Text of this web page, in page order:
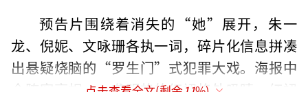
预告片围绕着消失的“她”展开，朱一
龙、倪妮、文咏珊各执一词，碎片化信息拼凑
出悬疑烧脑的“罗生门”式犯罪大戏。海报中